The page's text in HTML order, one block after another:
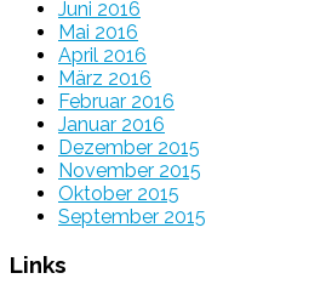
Juni 2016
Mai 2016
April 2016
März 2016
Februar 2016
Januar 2016
Dezember 2015
November 2015
Oktober 2015
September 2015
Links